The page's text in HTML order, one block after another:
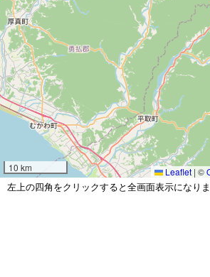
10 km Leaflet | ©
左上の四角をクリックすると全画面表示になりま